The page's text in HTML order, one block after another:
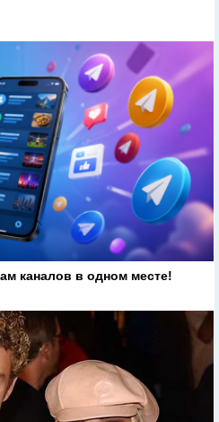
каналов в одном месте!